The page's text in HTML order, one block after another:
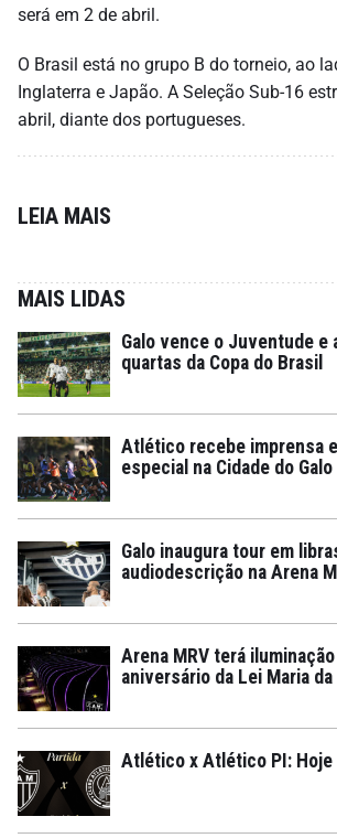
será em 2 de abril.
O Brasil está no grupo B do torneio, ao
Inglaterra e Japão. A Seleção Sub-16
abril, diante dos portugueses.
LEIA MAIS
MAIS LIDAS
Galo vence o Juventude e
quartas da Copa do Brasil
Atlético recebe imprensa
especial na Cidade do Galo
Galo inaugura tour em
audiodescrição na Arena
Arena MRV terá
aniversário da Lei Maria da
Atlético x Atlético PI: Hoje